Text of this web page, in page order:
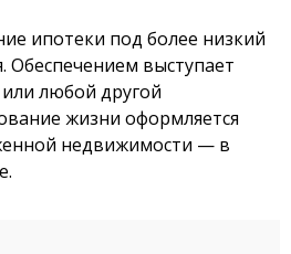
ипотеки под более низкий
Обеспечением выступает
любой другой
жизни оформляется
недвижимости — в